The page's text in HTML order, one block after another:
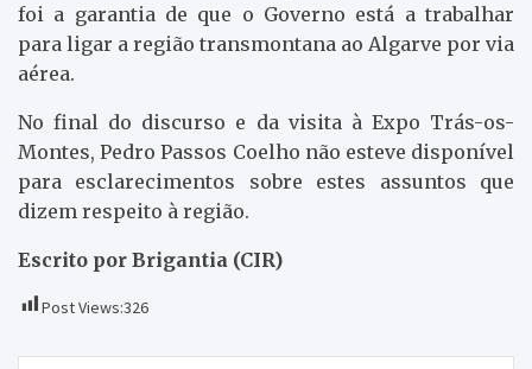
foi a garantia de que o Governo está a trabalhar
para ligar a região transmontana ao Algarve por via
aérea.
No final do discurso e da visita à Expo Trás-os-
Montes, Pedro Passos Coelho não esteve disponível
para esclarecimentos sobre estes assuntos que
dizem respeito à região.
Escrito por Brigantia (CIR)
Post Views:326